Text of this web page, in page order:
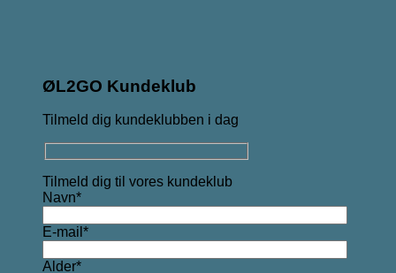
ØL2GO Kundeklub
Tilmeld dig kundeklubben i dag
Tilmeld dig til vores kundeklub
Navn*
E-mail*
Alder*